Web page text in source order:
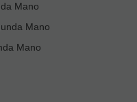
Mano
Mano
Mano